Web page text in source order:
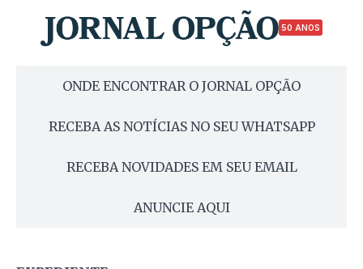
50 ANOS
ONDE ENCONTRAR O JORNAL OPÇÃO
RECEBA AS NOTÍCIAS NO SEU WHATSAPP
RECEBA NOVIDADES EM SEU EMAIL
ANUNCIE AQUI